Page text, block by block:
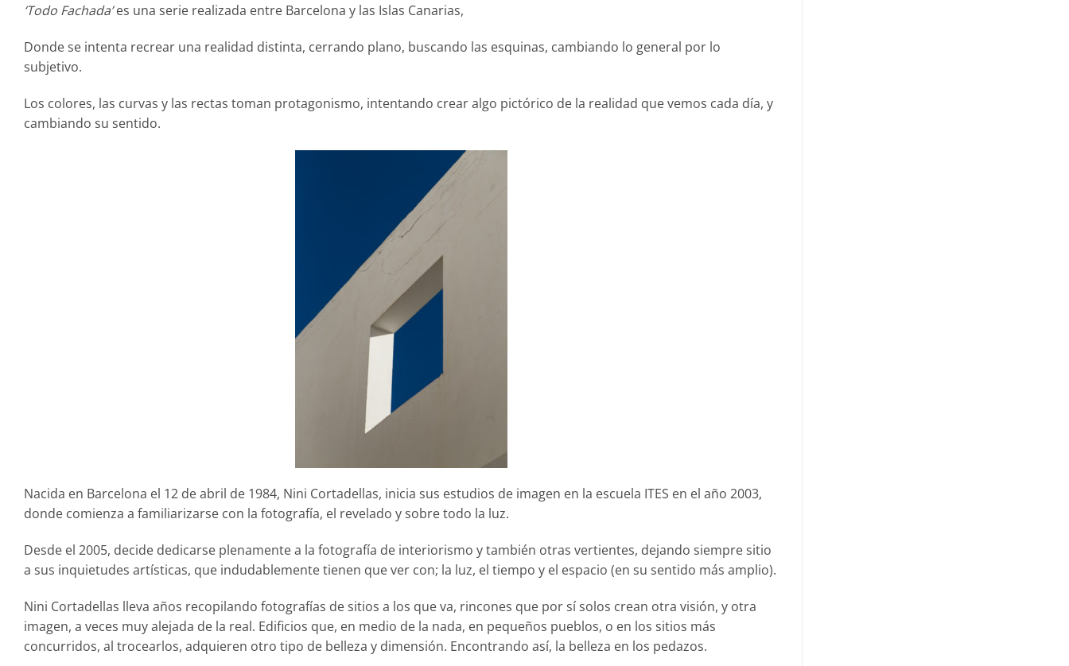
‘Todo Fachada’es una serie realizada entre Barcelona y las Islas Canarias,
Donde se intenta recrear una realidad distinta, cerrando plano, buscando las esquinas, cambiando lo general por lo
subjetivo.
Los colores, las curvas y las rectas toman protagonismo, intentando crear algo pictórico de la realidad que vemos cada día, y
cambiando su sentido.
Nacida en Barcelona el 12 de abril de 1984, Nini Cortadellas, inicia sus estudios de imagen en la escuela ITES en el año 2003,
donde comienza a familiarizarse con la fotografía, el revelado y sobre todo la luz.
Desde el 2005, decide dedicarse plenamente a la fotografía de interiorismo y también otras vertientes, dejando siempre sitio
a sus inquietudes artísticas, que indudablemente tienen que ver con; la luz, el tiempo y el espacio (en su sentido más amplio).
Nini Cortadellas lleva años recopilando fotografías de sitios a los que va, rincones que por sí solos crean otra visión, y otra
imagen, a veces muy alejada de la real. Edificios que, en medio de la nada, en pequeños pueblos, o en los sitios más
concurridos, al trocearlos, adquieren otro tipo de belleza y dimensión. Encontrando así, la belleza en los pedazos.